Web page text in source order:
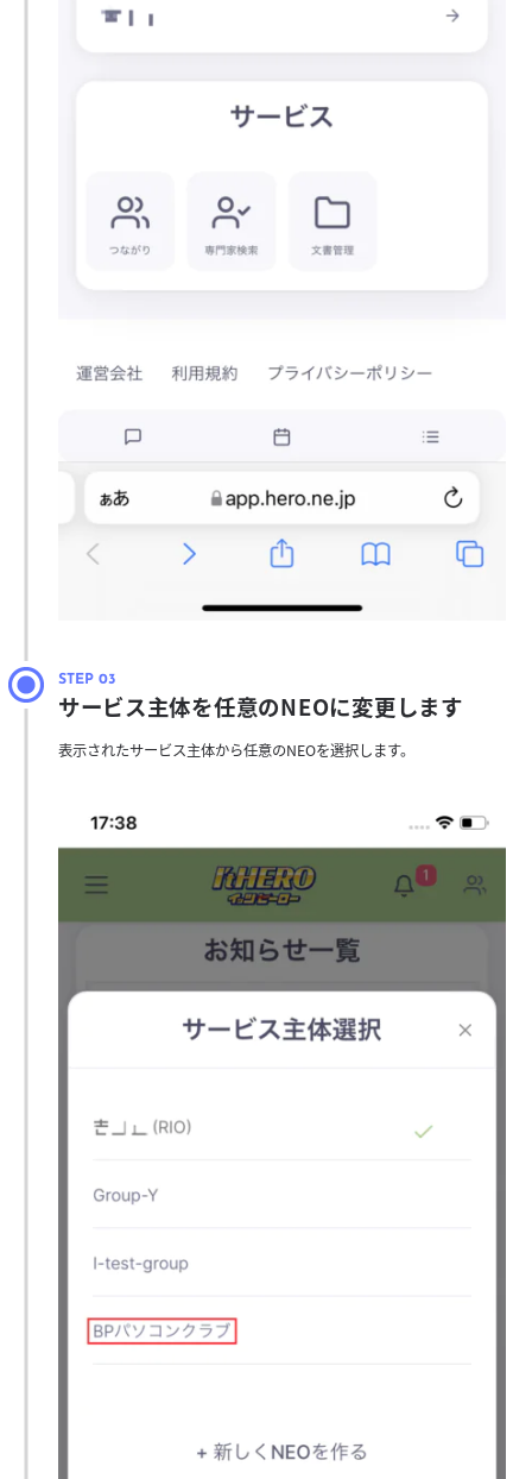
サービス主体を任意のNEOに変更します
表示されたサービス主体から任意のNEOを選択します。